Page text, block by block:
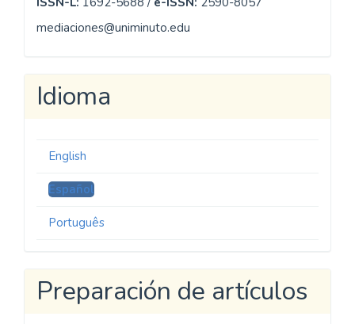
mediaciones@uniminuto.edu
Idioma
English
Español
Português
Preparación de artículos